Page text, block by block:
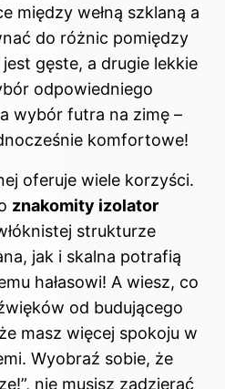
między wełną szklaną a
do różnic pomiędzy
gęste, a drugie lekkie
odpowiedniego
wybór futra na zimę –
komfortowe!
oferuje wiele korzyści.
znakomity izolator
strukturze
jak i skalna potrafią
hałasowi! A wiesz, co
od budującego
masz więcej spokoju w
Wyobraź sobie, że
nie musisz zadzierać